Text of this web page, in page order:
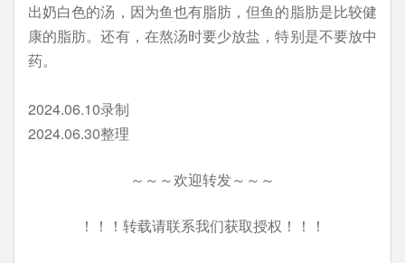
出奶白色的汤，因为鱼也有脂肪，但鱼的脂肪是比较健
康的脂肪。还有，在熬汤时要少放盐，特别是不要放中
药。
2024.06.10录制
2024.06.30整理
～～～欢迎转发～～～
！！！转载请联系我们获取授权！！！